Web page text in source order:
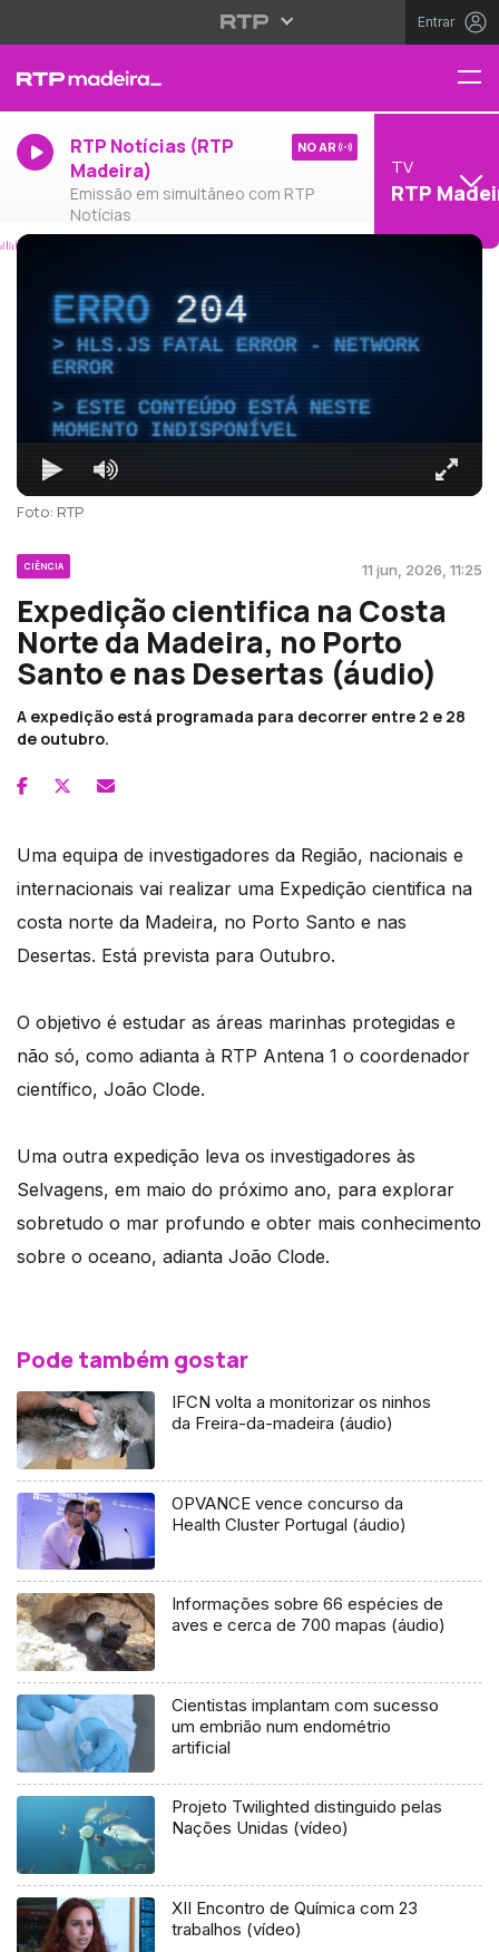
Entrar
RTP Notícias (RTP
Madeira)
Emissão em simultâneo com RTP
Notícias
NO AR
TV
RTP
ERRO204
HLS.JS FATAL ERROR - NETWORK
ERROR
ESTE CONTEÚDO ESTÁ NESTE
MOMENTO INDISPONÍVEL
Foto: RTP
CIÊNCIA 11 jun, 2026, 11:25
Expedição cientifica na Costa
Norte da Madeira, no Porto
Santo e nas Desertas (áudio)
A expedição está programada para decorrer entre 2 e 28
de outubro.
Uma equipa de investigadores da Região, nacionais e
internacionais vai realizar uma Expedição cientifica na
costa norte da Madeira, no Porto Santo e nas
Desertas. Está prevista para Outubro.
O objetivo é estudar as áreas marinhas protegidas e
não só, como adianta à RTP Antena 1 o coordenador
científico, João Clode.
Uma outra expedição leva os investigadores às
Selvagens, em maio do próximo ano, para explorar
sobretudo o mar profundo e obter mais conhecimento
sobre o oceano, adianta João Clode.
Pode também gostar
IFCN volta a monitorizar os ninhos
da Freira-da-madeira (áudio)
OPVANCE vence concurso da
Health Cluster Portugal (áudio)
Informações sobre 66 espécies de
aves e cerca de 700 mapas (áudio)
Cientistas implantam com sucesso
um embrião num endométrio
artificial
Projeto Twilighted distinguido pelas
Nações Unidas (vídeo)
XII Encontro de Química com 23
trabalhos (vídeo)